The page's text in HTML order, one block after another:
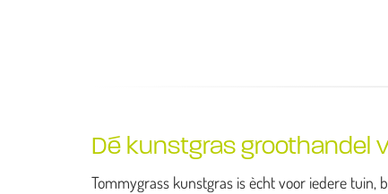
Dé kunstgras groothandel
Tommygrass kunstgras is ècht voor iedere tuin,